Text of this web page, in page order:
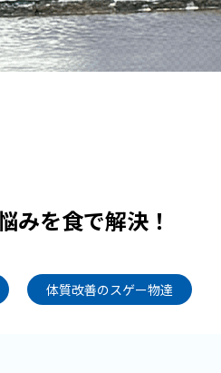
みを食で解決！
体質改善のスゲー物達